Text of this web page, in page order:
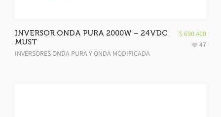
INVERSOR ONDA PURA 2000W – 24VDC
MUST
INVERSORES ONDA PURA Y ONDA MODIFICADA
$ 690.400
47